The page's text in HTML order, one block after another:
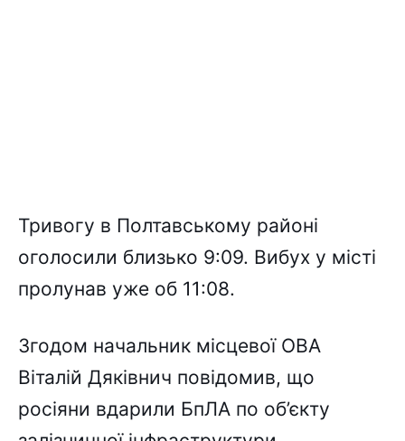
Тривогу в Полтавському районі
оголосили близько 9:09. Вибух у місті
пролунав уже об 11:08.
Згодом начальник місцевої ОВА
Віталій Дяківнич повідомив, що
росіяни вдарили БпЛА по об’єкту